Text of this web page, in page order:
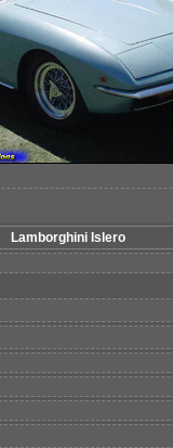
Lamborghini Islero